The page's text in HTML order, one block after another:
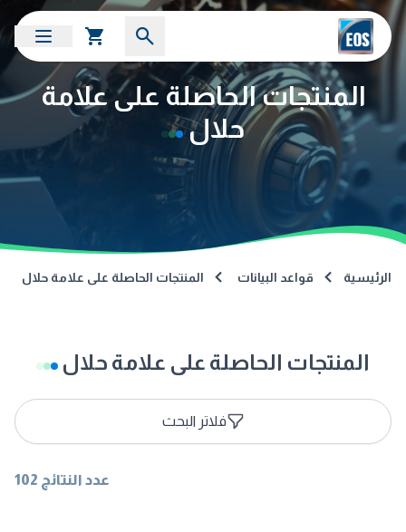
المنتجات الحاصلة على علامة
حلال
الرئيسية قواعد البيانات المنتجات الحاصلة على علامة حلال
المنتجات الحاصلة على علامة حلال
فلاتر البحث
عدد النتائج 102